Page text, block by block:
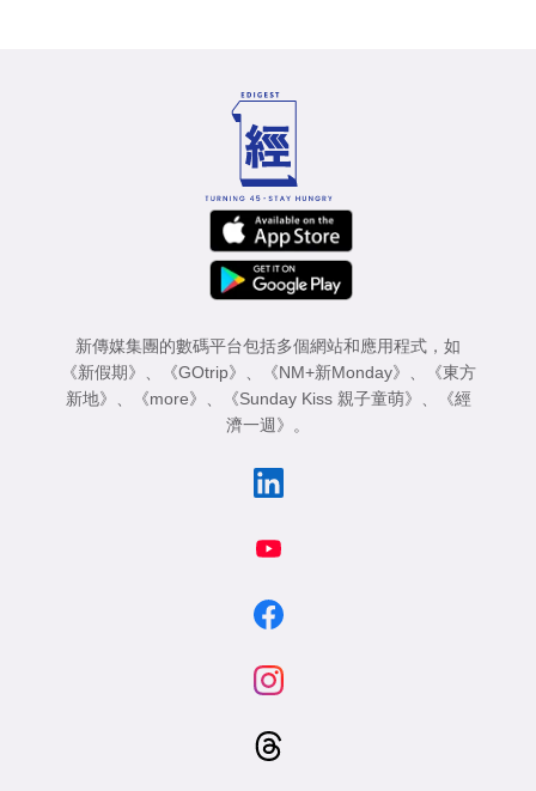
新傳媒集團的數碼平台包括多個網站和應用程式，如
《新假期》
《GOtrip》 《NM+新Monday》
《東方
新地》
《more》 《Sunday Kiss 親子童萌》
《經
濟一週》
。